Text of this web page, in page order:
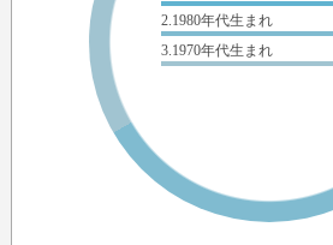
2.1980年代生まれ
3.1970年代生まれ